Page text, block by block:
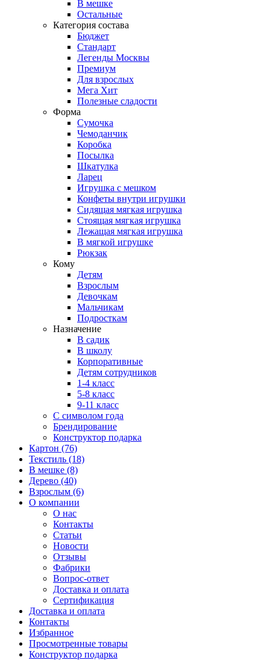
В мешке
Остальные
Категория состава
Бюджет
Стандарт
Легенды Москвы
Премиум
Для взрослых
Мега Хит
Полезные сладости
Форма
Сумочка
Чемоданчик
Коробка
Посылка
Шкатулка
Ларец
Игрушка с мешком
Конфеты внутри игрушки
Сидящая мягкая игрушка
Стоящая мягкая игрушка
Лежащая мягкая игрушка
В мягкой игрушке
Рюкзак
Кому
Детям
Взрослым
Девочкам
Мальчикам
Подросткам
Назначение
В садик
В школу
Корпоративные
Детям сотрудников
1-4 класс
5-8 класс
9-11 класс
С символом года
Брендирование
Конструктор подарка
Картон (76)
Текстиль (18)
В мешке (8)
Дерево (40)
Взрослым (6)
О компании
О нас
Контакты
Статьи
Новости
Отзывы
Фабрики
Вопрос-ответ
Доставка и оплата
Сертификация
Доставка и оплата
Контакты
Избранное
Просмотренные товары
Конструктор подарка